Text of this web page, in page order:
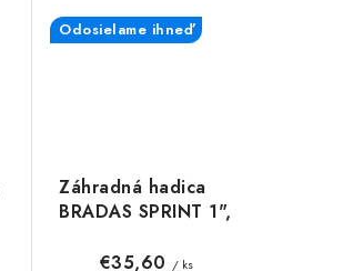
Záhradná hadica
BRADAS SPRINT 1",
zelená
Odosielame ihneď
€35,60 / ks